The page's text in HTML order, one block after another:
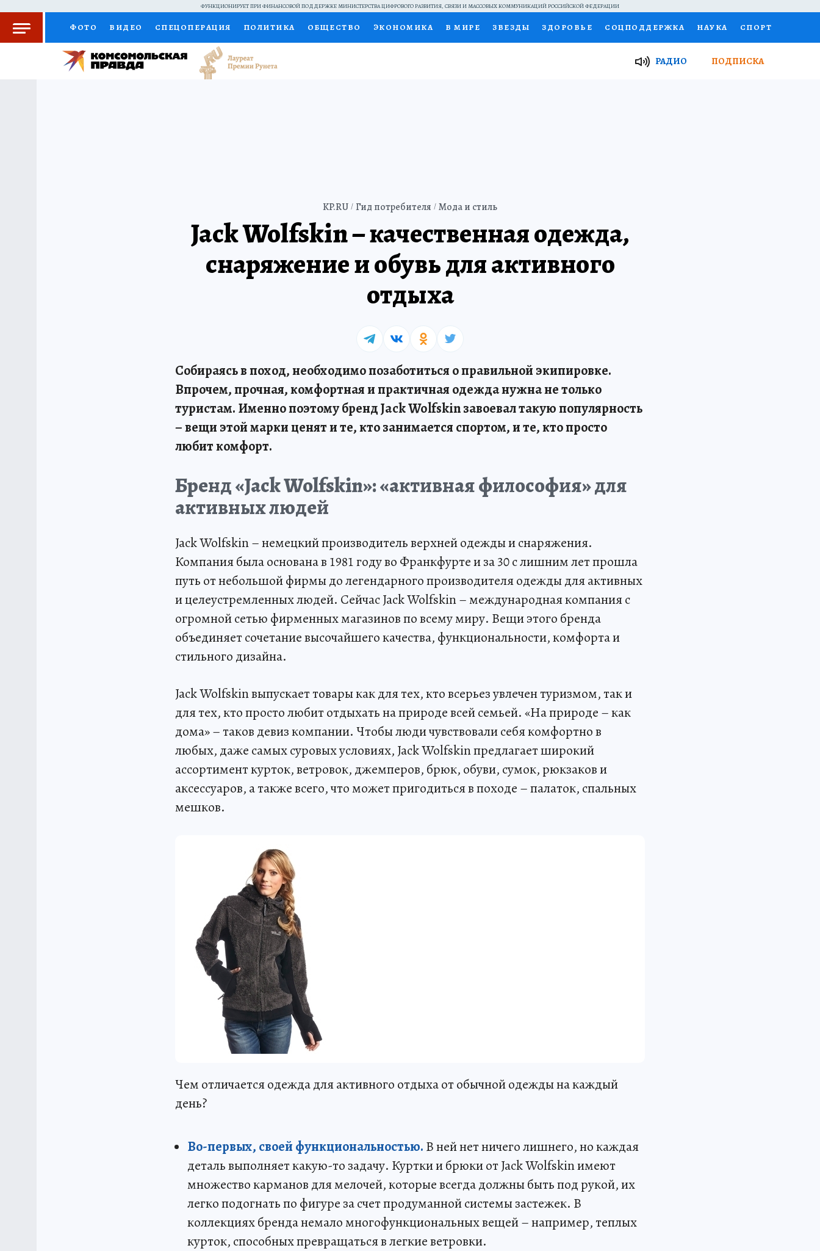
ФУНКЦИОНИРУЕТ ПРИ ФИНАНСОВОЙ ПОДДЕРЖКЕ МИНИСТЕРСТВА ЦИФРОВОГО РАЗВИТИЯ, СВЯЗИ И МАССОВЫХ КОММУНИКАЦИЙ РОССИЙСКОЙ ФЕДЕРАЦИИ
ФОТО ВИДЕО СПЕЦОПЕРАЦИЯ ПОЛИТИКА ОБЩЕСТВО ЭКОНОМИКА В МИРЕ ЗВЕЗДЫ ЗДОРОВЬЕ СОЦПОДДЕРЖКА НАУКА СПОРТ
КОЛУМНИСТЫ ПРОИСШЕСТВИЯ НАЦИОНАЛЬНЫЕ ПРОЕКТЫ РОССИИ Я ЗНАЮ СЕМЬЯ
РАДИО ПОДПИСКА
KP.RU Гид потребителя Мода и стиль
Jack Wolfskin – качественная одежда,
снаряжение и обувь для активного
отдыха
Собираясь в поход, необходимо позаботиться о правильной экипировке.
Впрочем, прочная, комфортная и практичная одежда нужна не только
туристам. Именно поэтому бренд Jack Wolfskin завоевал такую популярность
– вещи этой марки ценят и те, кто занимается спортом, и те, кто просто
любит комфорт.
Бренд «Jack Wolfskin»: «активная философия» для
активных людей
Jack Wolfskin – немецкий производитель верхней одежды и снаряжения.
Компания была основана в 1981 году во Франкфурте и за 30 с лишним лет прошла
путь от небольшой фирмы до легендарного производителя одежды для активных
и целеустремленных людей. Сейчас Jack Wolfskin – международная компания с
огромной сетью фирменных магазинов по всему миру. Вещи этого бренда
объединяет сочетание высочайшего качества, функциональности, комфорта и
стильного дизайна.
Jack Wolfskin выпускает товары как для тех, кто всерьез увлечен туризмом, так и
для тех, кто просто любит отдыхать на природе всей семьей. «На природе – как
дома» – таков девиз компании. Чтобы люди чувствовали себя комфортно в
любых, даже самых суровых условиях, Jack Wolfskin предлагает широкий
ассортимент курток, ветровок, джемперов, брюк, обуви, сумок, рюкзаков и
аксессуаров, а также всего, что может пригодиться в походе – палаток, спальных
мешков.
Чем отличается одежда для активного отдыха от обычной одежды на каждый
день?
Во-первых, своей функциональностью. В ней нет ничего лишнего, но каждая
деталь выполняет какую-то задачу. Куртки и брюки от Jack Wolfskin имеют
множество карманов для мелочей, которые всегда должны быть под рукой, их
легко подогнать по фигуре за счет продуманной системы застежек. В
коллекциях бренда немало многофункциональных вещей – например, теплых
курток, способных превращаться в легкие ветровки.